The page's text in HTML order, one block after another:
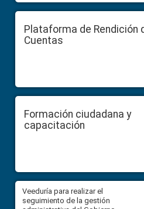
Plataforma de Rendición
Cuentas
Formación ciudadana y
capacitación
Veeduría para realizar el
seguimiento de la gestión